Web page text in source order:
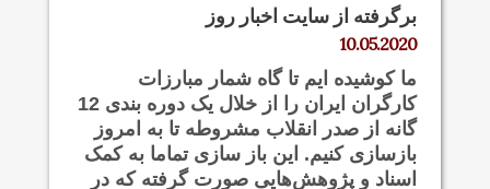
برگرفته از سایت اخبار روز
10.05.2020
ما کوشیده‌ ایم تا گاه‌ شمار مبارزات
کارگران ایران را از خلال یک دوره‌ بندی 12
گانه از صدر انقلاب مشروطه تا به امروز
بازسازی کنیم. این باز سازی تماما به کمک
اسناد و پژوهش‌هایی صورت گرفته که در